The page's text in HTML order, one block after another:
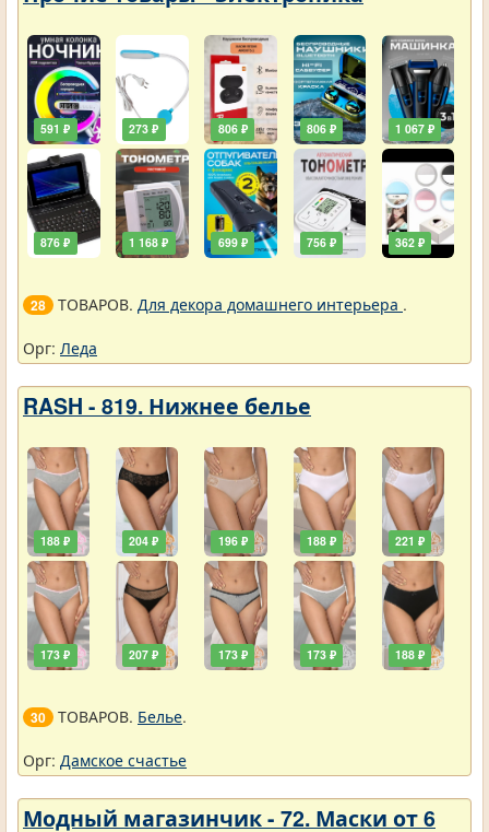
591 ₽
876 ₽
273 ₽
1 168 ₽
806 ₽
699 ₽
806 ₽
756 ₽
1 067 ₽
362 ₽
28 ТОВАРОВ. Для декора домашнего интерьера .
Орг: Леда
RASH - 819. Нижнее белье
188 ₽
173 ₽
204 ₽
207 ₽
196 ₽
173 ₽
188 ₽
173 ₽
221 ₽
188 ₽
30 ТОВАРОВ. Белье.
Орг: Дамское счастье
Модный магазинчик - 72. Маски от 6